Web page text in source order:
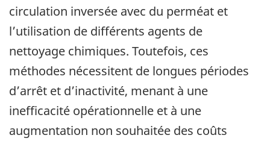
circulation inversée avec du perméat et
l’utilisation de différents agents de
nettoyage chimiques. Toutefois, ces
méthodes nécessitent de longues périodes
d’arrêt et d’inactivité, menant à une
inefficacité opérationnelle et à une
augmentation non souhaitée des coûts